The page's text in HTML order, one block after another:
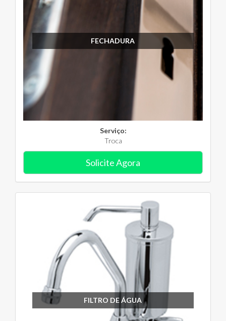
FECHADURA
Serviço:
Troca
Solicite Agora
FILTRO DE ÁGUA